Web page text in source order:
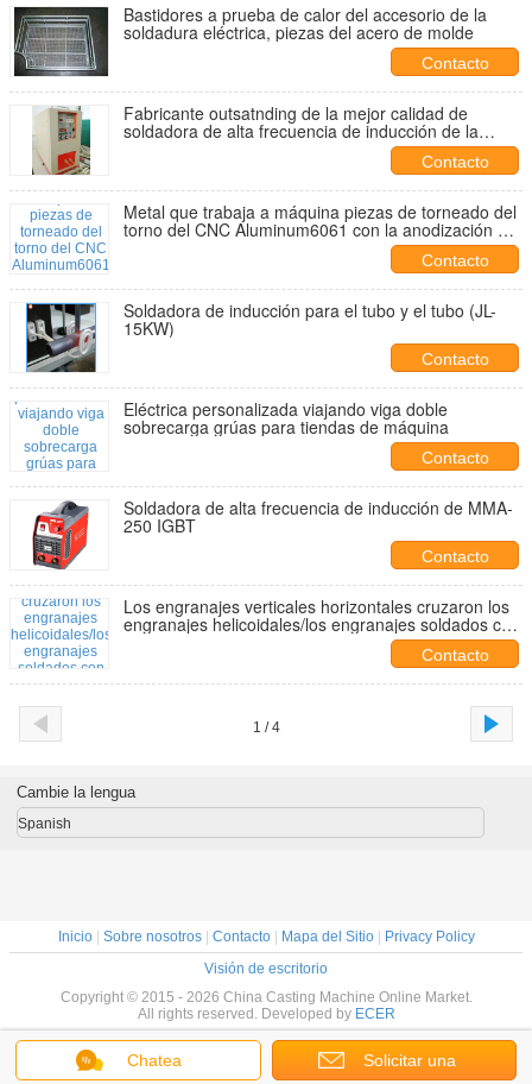
Bastidores a prueba de calor del accesorio de la
soldadura eléctrica, piezas del acero de molde
Contacto
Fabricante outsatnding de la mejor calidad de
soldadora de alta frecuencia de inducción de la
Contacto
Metal que trabaja a máquina piezas de torneado del
torno del CNC Aluminum6061 con la anodización de
Contacto
Soldadora de inducción para el tubo y el tubo (JL-
15KW)
Contacto
Eléctrica personalizada viajando viga doble
sobrecarga grúas para tiendas de máquina
Contacto
Soldadora de alta frecuencia de inducción de MMA-
250 IGBT
Contacto
Los engranajes verticales horizontales cruzaron los
engranajes helicoidales/los engranajes soldados con
autógena del reborde del piñón del estante
Contacto
1 / 4
Chatea Solicitar una
Cambie la lengua
Spanish
Inicio| Sobre nosotros| Contacto| Mapa del Sitio|
Privacy Policy
Visión de escritorio
Copyright © 2015 - 2026 China Casting Machine Online Market.
All rights reserved. Developed by ECER